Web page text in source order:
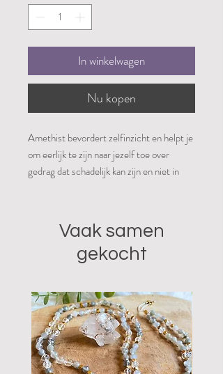
In winkelwagen
Nu kopen
Amethist bevordert zelfinzicht en helpt je
om eerlijk te zijn naar jezelf toe over
gedrag dat schadelijk kan zijn en niet in
onderkennen en aan te pakken. Daarnaast
geeft de steen ook inzicht in emotionele
processen waardoor bepaalde (pijnlijke)
ook vermijdend gedrag op dit vlak
veranderd kan worden. Amethist is
vanwege haar reinigende werking ook heel
geschikt om een ruimte te zuiveren.
Samen met bergkristal en rozenkwarts
Vaak samen
gekocht